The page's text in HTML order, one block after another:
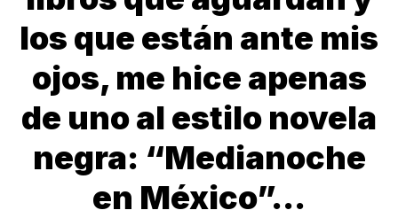
los que están ante mis
ojos, me hice apenas
de uno al estilo novela
negra: “Medianoche
en México”...